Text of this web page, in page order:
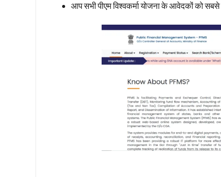
आप सभी पीएम विश्वकर्मा योजना के आवेदकों को